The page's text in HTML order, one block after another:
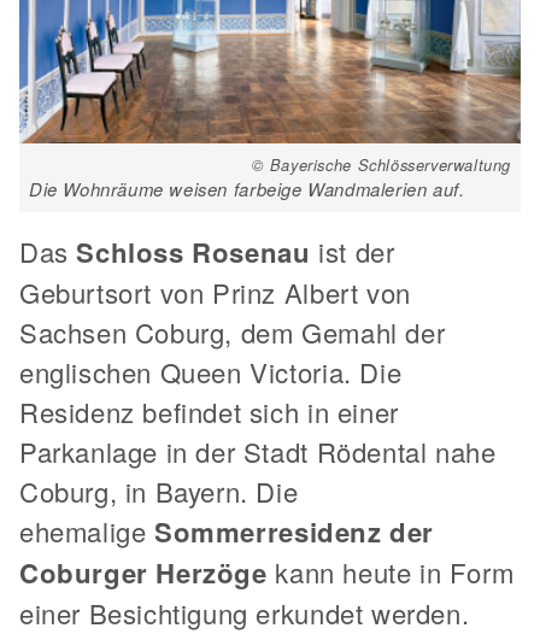
© Bayerische Schlösserverwaltung
Die Wohnräume weisen farbeige Wandmalerien auf.
Das Schloss Rosenau ist der
Geburtsort von Prinz Albert von
Sachsen Coburg, dem Gemahl der
englischen Queen Victoria. Die
Residenz befindet sich in einer
Parkanlage in der Stadt Rödental nahe
Coburg, in Bayern. Die
ehemalige Sommerresidenz der
Coburger Herzöge kann heute in Form
einer Besichtigung erkundet werden.